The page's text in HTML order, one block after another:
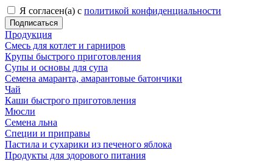
Я согласен(а) с политикой конфиденциальности
Продукция
Смесь для котлет и гарниров
Крупы быстрого приготовления
Супы и основы для супа
Семена амаранта, амарантовые батончики
Чай
Каши быстрого приготовления
Мюсли
Семена льна
Специи и приправы
Пастила и сухарики из печеного яблока
Продукты для здорового питания